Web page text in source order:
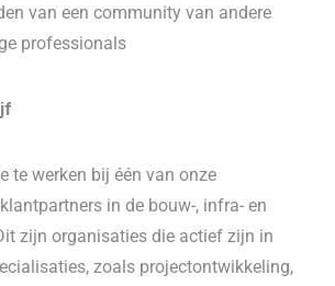
van een community van andere
professionals
te werken bij één van onze
in de bouw-, infra- en
zijn organisaties die actief zijn in
zoals projectontwikkeling,